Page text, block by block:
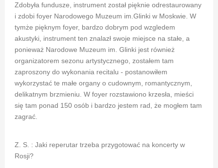
Zdobyła fundusze, instrument został pięknie odrestaurowany
i zdobi foyer Narodowego Muzeum im.Glinki w Moskwie. W
tymże pięknym foyer, bardzo dobrym pod wzgledem
akustyki, instrument ten znalazł swoje miejsce na stałe, a
ponieważ Narodowe Muzeum im. Glinki jest również
organizatorem sezonu artystycznego, zostałem tam
zaproszony do wykonania recitalu - postanowiłem
wykorzystać te małe organy o cudownym, romantycznym,
delikatnym brzmieniu. W foyer rozstawiono krzesła, mieści
się tam ponad 150 osób i bardzo jestem rad, że mogłem tam
zagrać.
Z. S. : Jaki reperutar trzeba przygotować na koncerty w
Rosji?